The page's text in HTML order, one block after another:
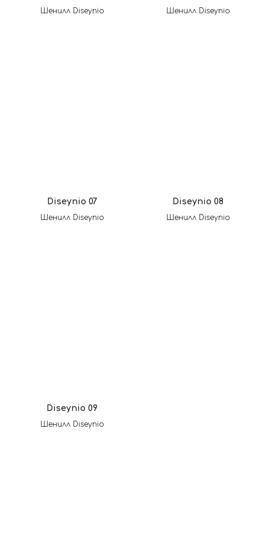
Шенилл Diseynio Шенилл Diseynio
Diseynio 07
Шенилл Diseynio
Diseynio 08
Шенилл Diseynio
Diseynio 09
Шенилл Diseynio